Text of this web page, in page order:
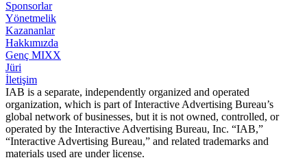
Sponsorlar
Yönetmelik
Kazananlar
Hakkımızda
Genç MIXX
Jüri
İletişim
IAB is a separate, independently organized and operated
organization, which is part of Interactive Advertising Bureau’s
global network of businesses, but it is not owned, controlled, or
operated by the Interactive Advertising Bureau, Inc. “IAB,”
“Interactive Advertising Bureau,” and related trademarks and
materials used are under license.